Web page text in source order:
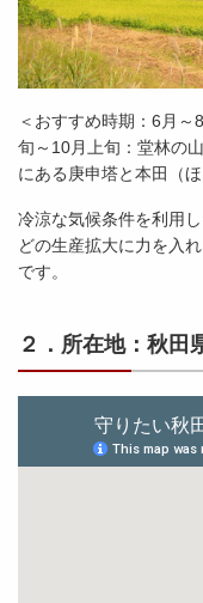
＜おすすめ時期：6月
旬～10月上旬：堂林の
にある庚申塔と本田（
冷涼な気候条件を利用
どの生産拡大に力を入
です。
２．所在地：秋田